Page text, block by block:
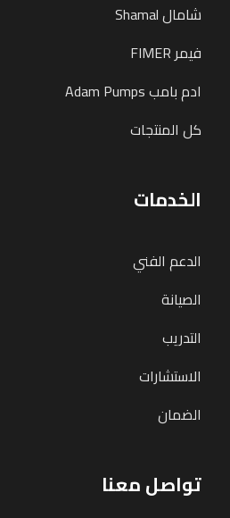
شامال Shamal
فيمر FIMER
ادم بامب Adam Pumps
كل المنتجات
الخدمات
الدعم الفني
الصيانة
التدريب
الاستشارات
الضمان
تواصل معنا